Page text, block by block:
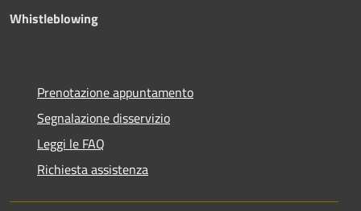
Whistleblowing
Prenotazione appuntamento
Segnalazione disservizio
Leggi le FAQ
Richiesta assistenza